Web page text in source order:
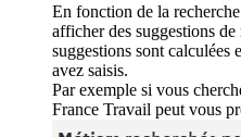
En fonction de la
afficher des suggestions
suggestions sont calculées
avez saisis.
Par exemple si vous
France Travail peut vous